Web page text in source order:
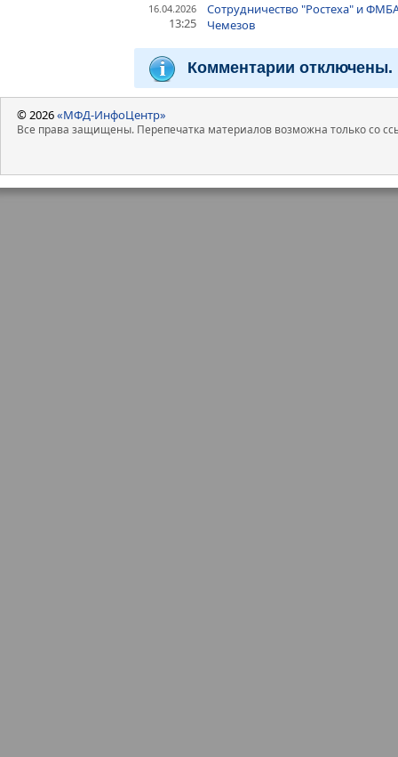
16.04.2026
13:25
Сотрудничество "Ростеха" и
Чемезов
Комментарии отключены.
© 2026«МФД-ИнфоЦентр»
Все права защищены. Перепечатка материалов возможна только со